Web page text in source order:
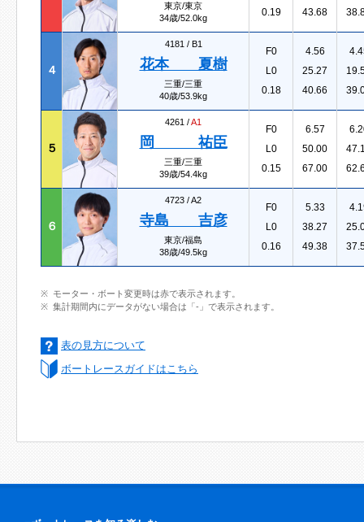
東京/東京
34歳/52.0kg
0.19
43.68
４
4181 / B1
花本 夏樹
三重/三重
40歳/53.9kg
F0
L0
0.18
4.56
25.27
40.66
５
4261 /A1
岡 祐臣
三重/三重
39歳/54.4kg
F0
L0
0.15
6.57
50.00
67.00
６
4723 /A2
寺島 吉彦
東京/福島
38歳/49.5kg
F0
L0
0.16
5.33
38.27
49.38
モーター・ボート変更時は赤で表示されます。
集計期間内にデータがない場合は「-」で表示されます。
表の見方について
ボートレースガイドはこちら